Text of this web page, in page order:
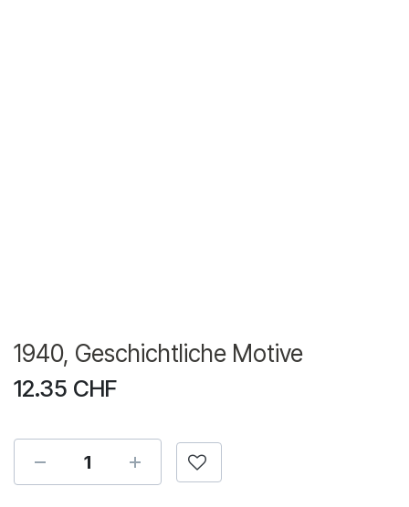
1940, Geschichtliche Motive
12.35 CHF